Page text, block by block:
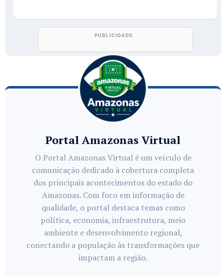
Portal Amazonas Virtual
O Portal Amazonas Virtual é um veículo de
comunicação dedicado à cobertura completa
dos principais acontecimentos do estado do
Amazonas. Com foco em informação de
qualidade, o portal destaca temas como
política, economia, infraestrutura, meio
ambiente e desenvolvimento regional,
conectando a população às transformações que
impactam a região.